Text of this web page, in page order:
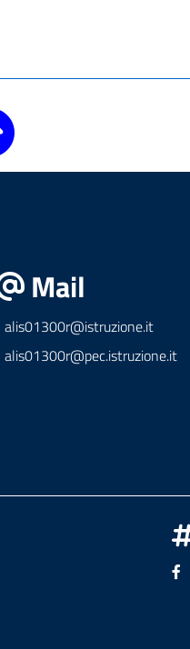
Mail
alis01300r@istruzione.it
alis01300r@pec.istruzione.it